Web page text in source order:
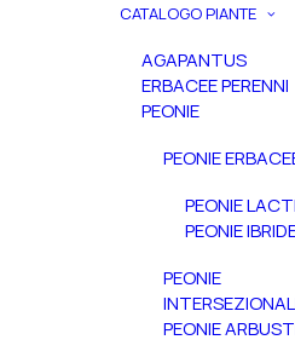
CATALOGO PIANTE
AGAPANTUS
ERBACEE PERENNI
PEONIE
PEONIE
PEONIE
PEONIE
PEONIE
PEONIE